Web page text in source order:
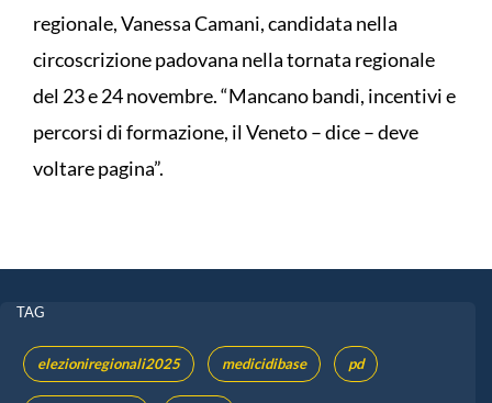
regionale, Vanessa Camani, candidata nella
circoscrizione padovana nella tornata regionale
del 23 e 24 novembre. “Mancano bandi, incentivi e
percorsi di formazione, il Veneto – dice – deve
voltare pagina”.
TAG
elezioniregionali2025 medicidibase pd